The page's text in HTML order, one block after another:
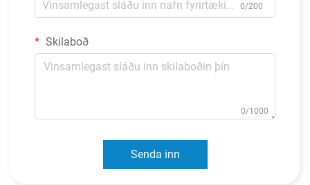
0/200
Skilaboð
0/1000
Senda inn